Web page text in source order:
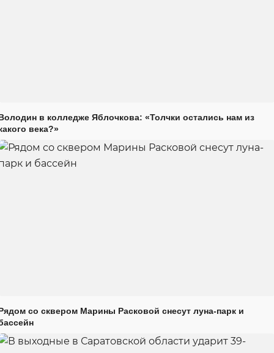
в колледже Яблочкова: «Толчки остались нам из
века?»
со сквером Марины Расковой снесут луна-парк и